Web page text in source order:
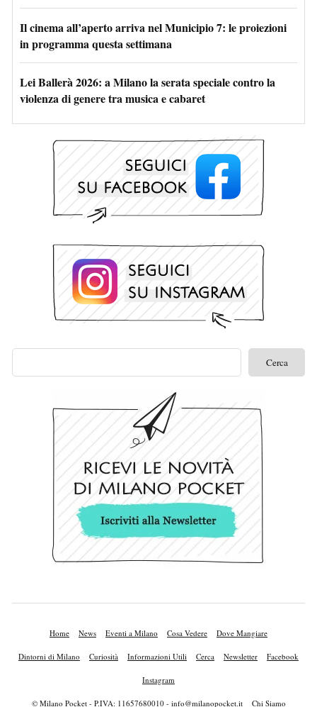
Il cinema all’aperto arriva nel Municipio 7: le proiezioni
in programma questa settimana
Lei Ballerà 2026: a Milano la serata speciale contro la
violenza di genere tra musica e cabaret
Home News Eventi a Milano Cosa Vedere Dove Mangiare
Dintorni di Milano Curiosità Informazioni Utili Cerca Newsletter Facebook
Instagram
© Milano Pocket - P.IVA: 11657680010 - info@milanopocket.it Chi Siamo